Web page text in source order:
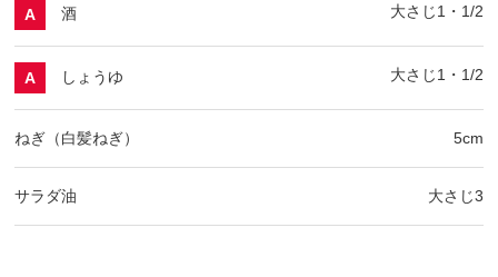
A 酒 大さじ1・1/2
A しょうゆ 大さじ1・1/2
ねぎ（白髪ねぎ） 5cm
サラダ油 大さじ3